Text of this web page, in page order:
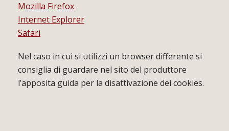
Mozilla Firefox
Internet Explorer
Safari
Nel caso in cui si utilizzi un browser differente si
consiglia di guardare nel sito del produttore
l’apposita guida per la disattivazione dei cookies.